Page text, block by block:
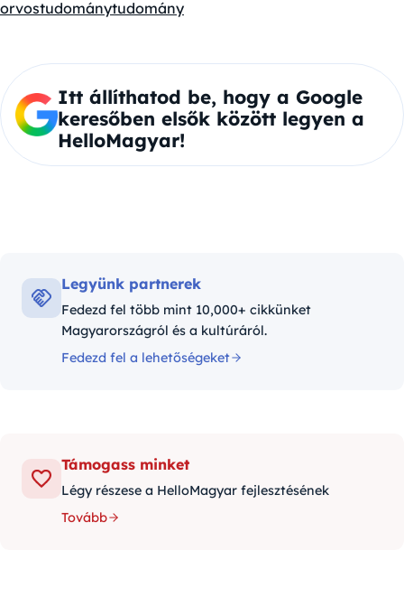
orvostudománytudomány
Itt állíthatod be, hogy a Google
keresőben elsők között legyen a
HelloMagyar!
Legyünk partnerek
Fedezd fel több mint 10,000+ cikkünket
Magyarországról és a kultúráról.
Fedezd fel a lehetőségeket
Támogass minket
Légy részese a HelloMagyar fejlesztésének
Tovább